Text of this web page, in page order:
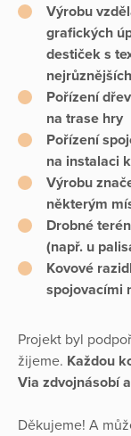
Výrobu
grafických
destiček s
Pořízení
na trase hry
Pořízení
na instalaci
Výrobu
některým
Drobné
(např. u
Kovové
spojovacími
Projekt byl
žijeme. Každou
Via zdvojnásobí
Děkujeme! A